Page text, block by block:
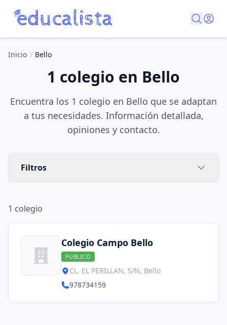
Inicio Bello
1 colegio en Bello
Encuentra los 1 colegio en Bello que se adaptan
a tus necesidades. Información detallada,
opiniones y contacto.
Filtros
1 colegio
Colegio Campo Bello
PUBLICO
CL. EL PERILLAN, S/N, Bello
978734159